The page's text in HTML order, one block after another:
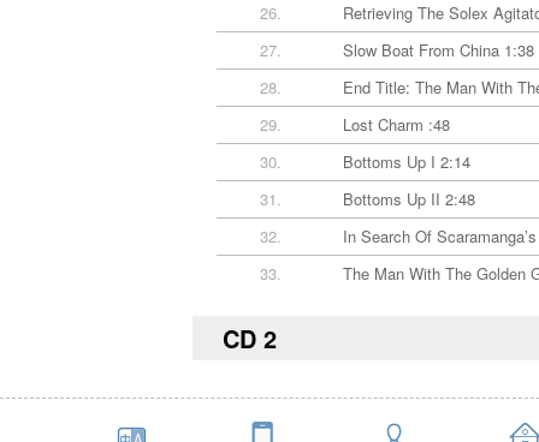
26.
Retrieving The Solex
27.
Slow Boat From China 1:38
28.
End Title: The Man With
29.
Lost Charm :48
30.
Bottoms Up I 2:14
31.
Bottoms Up II 2:48
32.
In Search Of
33.
The Man With The Golden
CD 2